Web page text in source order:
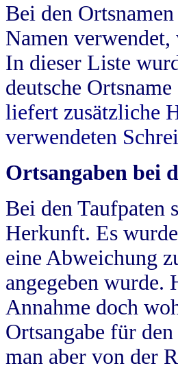
Bei den
Namen
In dieser Liste
deutsche
liefert zusätzliche
verwendeten
Ortsangaben bei
Bei den Taufpaten
Herkunft. Es
eine Abweichung
angegeben wurde.
Annahme doch
Ortsangabe für
man aber von der